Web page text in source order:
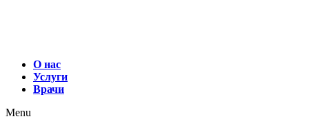
О нас
Услуги
Врачи
Menu